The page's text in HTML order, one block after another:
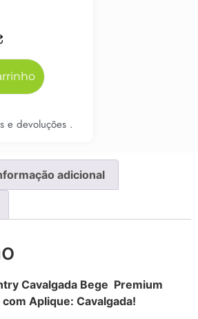
e devoluções .
adicional
Cavalgada Bege Premium
Aplique: Cavalgada!